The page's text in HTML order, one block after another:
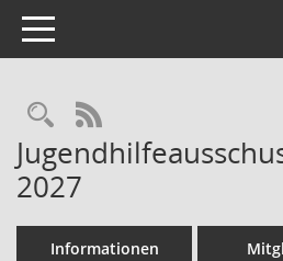
Toggle navigation
Rechercheauswahl
RSS-Feed
2027
Informationen